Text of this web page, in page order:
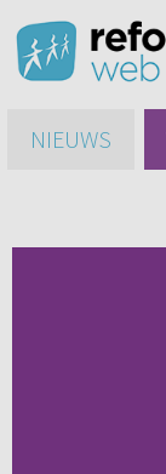
NIEUWS